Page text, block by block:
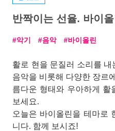
반짝이는 선율. 바이
악기 음악 바이올린
활로 현을 문질러 소리를
음악을 비롯해 다양한 장르
름다운 형태와 우아하게 활
보세요.
오늘은 바이올린을 테마로
니다. 함께 보시죠!